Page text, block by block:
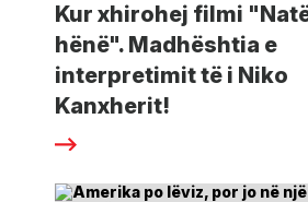
Kur xhirohej filmi
hënë". Madhështia e
interpretimit të i Niko
Kanxherit!